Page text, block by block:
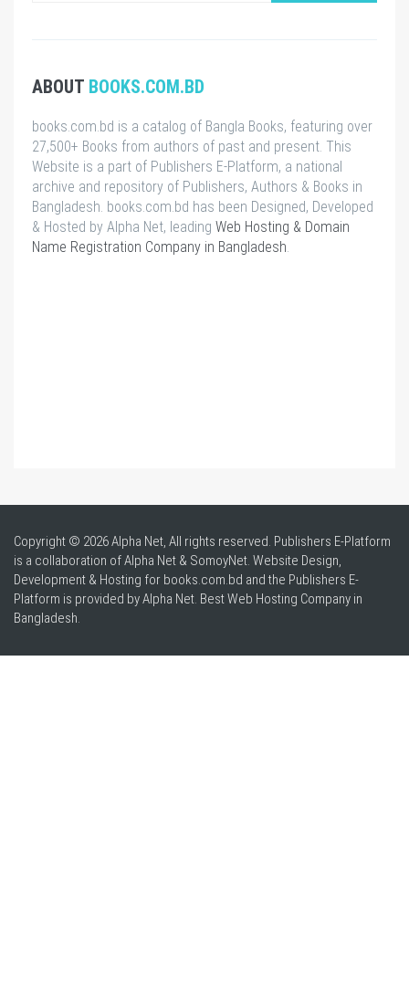
ABOUT BOOKS.COM.BD
books.com.bd is a catalog of Bangla Books, featuring over
27,500+ Books from authors of past and present. This
Website is a part of Publishers E-Platform, a national
archive and repository of Publishers, Authors & Books in
Bangladesh. books.com.bd has been Designed, Developed
& Hosted by Alpha Net, leading Web Hosting & Domain
Name Registration Company in Bangladesh
Copyright © 2026 Alpha Net, All rights reserved. Publishers E-Platform
is a collaboration of Alpha Net & SomoyNet. Website Design,
Development & Hosting for books.com.bd and the Publishers E-
Platform is provided by Alpha Net. BestWeb Hosting Company in
Bangladesh.